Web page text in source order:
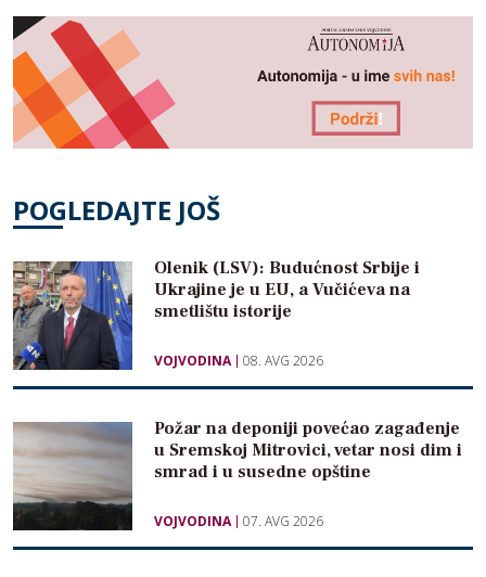
POGLEDAJTE JOŠ
Olenik (LSV): Budućnost Srbije i
Ukrajine je u EU, a Vučićeva na
smetlištu istorije
VOJVODINA 08. AVG 2026
Požar na deponiji povećao zagađenje
u Sremskoj Mitrovici, vetar nosi dim i
smrad i u susedne opštine
VOJVODINA 07. AVG 2026